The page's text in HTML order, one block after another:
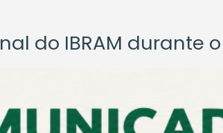
do IBRAM durante